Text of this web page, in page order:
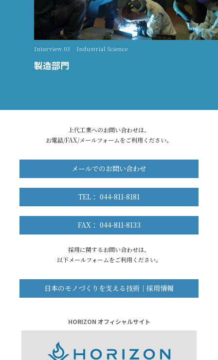
Interview.03 Industrial Science
製造部門
上代工業へのお問い合わせは、
お電話/FAX/メールフォームをご利用ください。
メールでのお問い合わせ
TEL： 044-811-8181
FAX： 044-811-8133
採用に関するお問い合わせは、
以下メールフォームをご利用ください。
日本のモノづくりを支える技術｜採用情報
HORIZON オフィシャルサイト